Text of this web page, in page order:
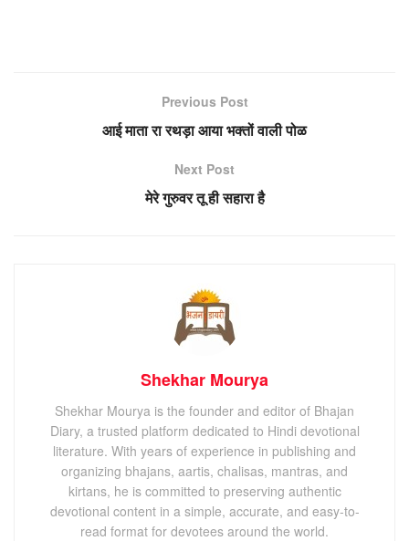
Previous Post
आई माता रा रथड़ा आया भक्तों वाली पोळ
Next Post
मेरे गुरुवर तू ही सहारा है
Shekhar Mourya
Shekhar Mourya is the founder and editor of Bhajan
Diary, a trusted platform dedicated to Hindi devotional
literature. With years of experience in publishing and
organizing bhajans, aartis, chalisas, mantras, and
kirtans, he is committed to preserving authentic
devotional content in a simple, accurate, and easy-to-
read format for devotees around the world.